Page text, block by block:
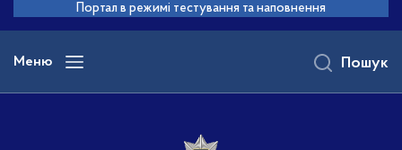
основного
вмісту
Портал в режимі тестування та наповнення
Меню Пошук